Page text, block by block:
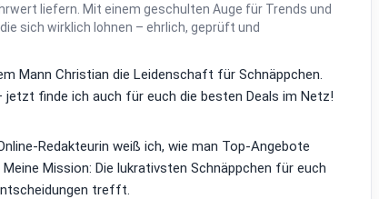
liefern. Mit einem geschulten Auge für Trends und
sich wirklich lohnen – ehrlich, geprüft und
Mann Christian die Leidenschaft für Schnäppchen.
jetzt finde ich auch für euch die besten Deals im Netz!
Redakteurin weiß ich, wie man Top-Angebote
Mission: Die lukrativsten Schnäppchen für euch
trefft.